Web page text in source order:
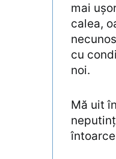
mai
calea,
cu
noi.
Mă uit